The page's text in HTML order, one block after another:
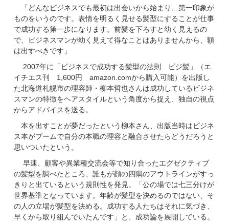
「どんなビジネスでも最初は出会いから始まり、第一印象が
ものをいうのです。表情を明るく見せる髪型にすることが仕事
で成功する第一歩になります。前髪を下ろすと幼く見えるの
で、ビジネスマンが幼く見えて得なことはありませんから、額
は出すべきです」
2007年に「ビジネスで成功する髪型の法則 ビジ髪」（エ
イチエス刊 1,600円 amazon.comから購入可能）を出版し
た北海道札幌市の理容師・柳本哲也さんは成功しているビジネ
スマンの特徴をヘアスタイルという角度から捉え、独自の視点
からアドバイスを送る。
本を出すことが夢だったという柳本さん、出版当時はビジネ
ス本がブームで自分の本職の理容と融合させたらどうだろうと
思いついたという。
早速、顧客や異業種交流会等で知り合ったエグゼクティブ
の髪型を調べたところ、誰もが顔の四隅のアウトラインがすっ
きりと出ているという規則性を発見。「公の場では七三分けが
世界基準となっています。年齢が髪型を決めるのではない、そ
の人の立場が髪型を決める。成功する人たちはそれに気づき、
早くから取り組んでいたんです」と、成功論を展開している。